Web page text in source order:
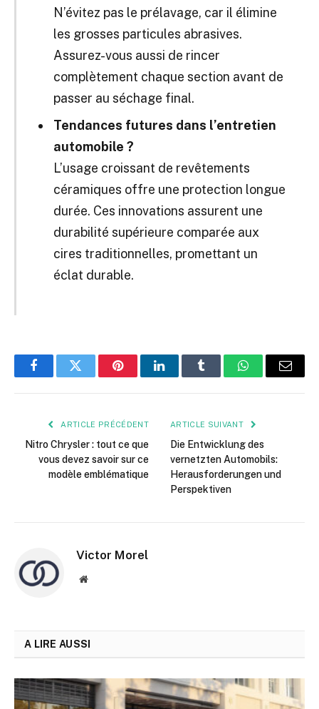
N’évitez pas le prélavage, car il élimine
les grosses particules abrasives.
Assurez-vous aussi de rincer
complètement chaque section avant de
passer au séchage final.
Tendances futures dans l’entretien
automobile ?
L’usage croissant de revêtements
céramiques offre une protection longue
durée. Ces innovations assurent une
durabilité supérieure comparée aux
cires traditionnelles, promettant un
éclat durable.
FacebookTwitter PinterestLinkedInTumblr WhatsApp
E-
ARTICLE PRÉCÉDENT
Nitro Chrysler : tout ce que
vous devez savoir sur ce
modèle emblématique
ARTICLE SUIVANT
Die Entwicklung des
vernetzten Automobils:
Herausforderungen und
Perspektiven
Victor Morel
Site
A LIRE AUSSI